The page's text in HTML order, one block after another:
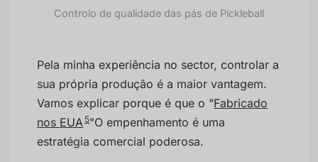
Controlo de qualidade das pás de Pickleball
Pela minha experiência no sector, controlar a
sua própria produção é a maior vantagem.
Vamos explicar porque é que o "Fabricado
nos EUA 5"O empenhamento é uma
estratégia comercial poderosa.